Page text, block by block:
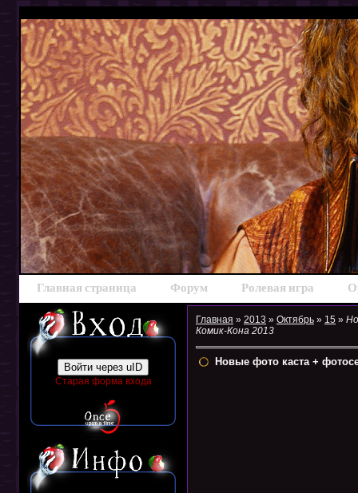
Главная страница Форум Ролевая игра
Войти через uID
Старая форма входа
Главная » 2013 » Октябрь » 15 »
Комик-Кона 2013
Новые фото каста +